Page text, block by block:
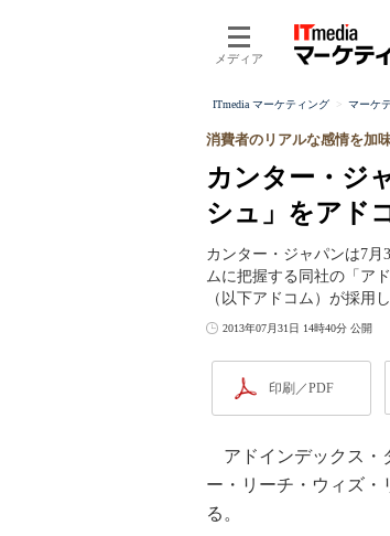
メディア
ITmedia マーケティング マーケ
カンター・ジ
シュ」をアド
消費者のリアルな感情を加
カンター・ジャパンは7
ムに把握する同社の「ア
（以下アドコム）が採用
2013年07月31日 14時40分 公開
印刷／PDF
アドインデックス・
ー・リーチ・ウィズ・
る。